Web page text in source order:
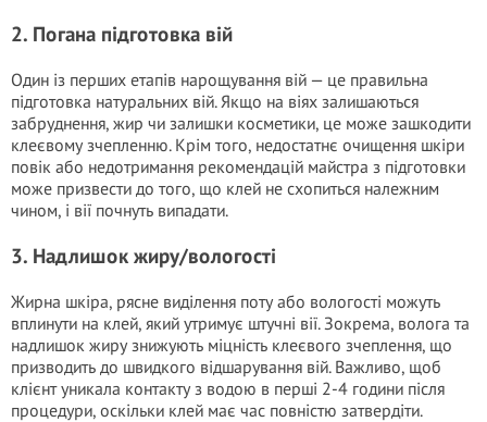
2. Погана підготовка вій
Один із перших етапів нарощування вій — це правильна
підготовка натуральних вій. Якщо на віях залишаються
забруднення, жир чи залишки косметики, це може зашкодити
клеєвому зчепленню. Крім того, недостатнє очищення шкіри
повік або недотримання рекомендацій майстра з підготовки
може призвести до того, що клей не схопиться належним
чином, і вії почнуть випадати.
3. Надлишок жиру/вологості
Жирна шкіра, рясне виділення поту або вологості можуть
вплинути на клей, який утримує штучні вії. Зокрема, волога та
надлишок жиру знижують міцність клеєвого зчеплення, що
призводить до швидкого відшарування вій. Важливо, щоб
клієнт уникала контакту з водою в перші 2-4 години після
процедури, оскільки клей має час повністю затвердіти.